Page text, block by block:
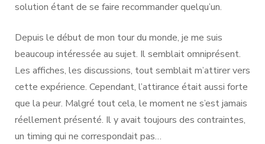
solution étant de se faire recommander quelqu’un.
Depuis le début de mon tour du monde, je me suis
beaucoup intéressée au sujet. Il semblait omniprésent.
Les affiches, les discussions, tout semblait m’attirer vers
cette expérience. Cependant, l’attirance était aussi forte
que la peur. Malgré tout cela, le moment ne s’est jamais
réellement présenté. Il y avait toujours des contraintes,
un timing qui ne correspondait pas…